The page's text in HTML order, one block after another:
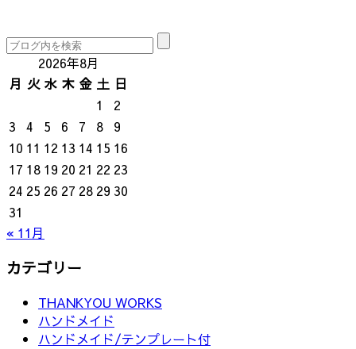
2026年8月
月 火 水 木 金 土 日
1
2
3
4 5 6 7 8
9
10 11 12 13 14 15 16
17 18 19 20 21 22 23
24 25 26 27 28 29 30
31
« 11月
カテゴリー
THANKYOU WORKS
ハンドメイド
ハンドメイド/テンプレート付